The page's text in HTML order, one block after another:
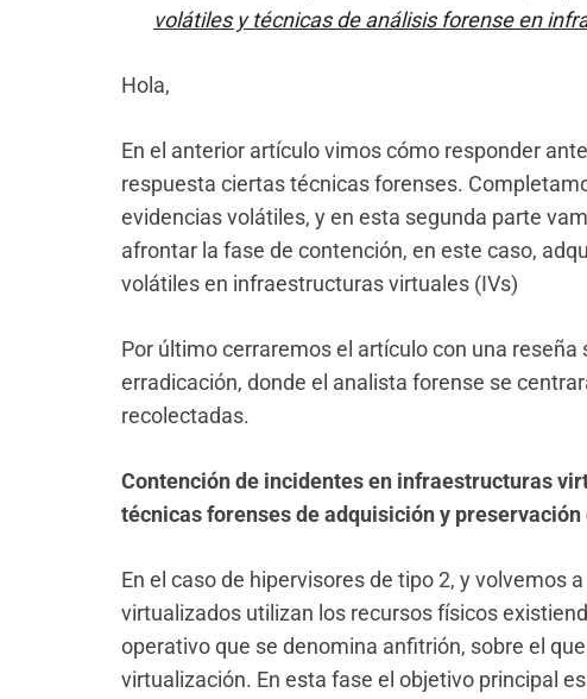
volátiles y técnicas de análisis forense en
Hola,
En el anterior artículo vimos cómo responder
respuesta ciertas técnicas forenses.
evidencias volátiles, y en esta segunda parte
afrontar la fase de contención, en este caso,
volátiles en infraestructuras virtuales (IVs)
Por último cerraremos el artículo con una
erradicación, donde el analista forense se
recolectadas.
Contención de incidentes en infraestructuras
técnicas forenses de adquisición y
En el caso de hipervisores de tipo 2, y volvemos
virtualizados utilizan los recursos físicos
operativo que se denomina anfitrión, sobre el
virtualización. En esta fase el objetivo principal